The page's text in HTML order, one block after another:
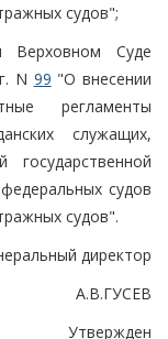
судов";
Верховном Суде
N 99 "О внесении
регламенты
служащих,
судов
судов".
директор
А.В.ГУСЕВ
Утвержден